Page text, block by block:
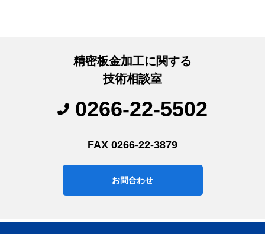
精密板金加工に関する
技術相談室
0266-22-5502
FAX 0266-22-3879
お問合わせ